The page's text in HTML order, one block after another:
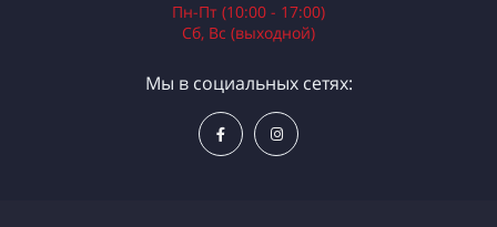
Пн-Пт (10:00 - 17:00)
Сб, Вс (выходной)
Мы в социальных сетях: